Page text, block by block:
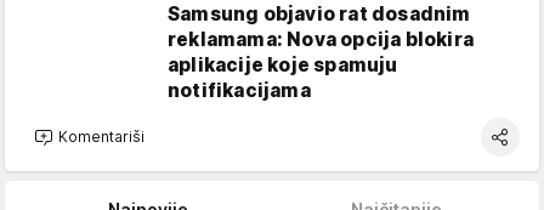
Samsung objavio rat dosadnim
reklamama: Nova opcija blokira
aplikacije koje spamuju
notifikacijama
Komentariši